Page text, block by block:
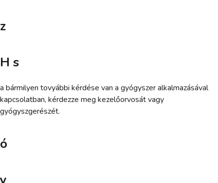
z
H s
a bármilyen tovyábbi kérdése van a gyógyszer alkalmazásával
kapcsolatban, kérdezze meg kezelőorvosát vagy
gyógyszgerészét.
ó